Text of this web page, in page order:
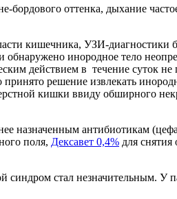
бордового оттенка, дыхание
кишечника, УЗИ-
инородное тело
действием в течение суток
решение извлекать
кишки ввиду обширного
назначенным антибиотикам
поля, Дексавет 0,4% для
стал незначительным. У